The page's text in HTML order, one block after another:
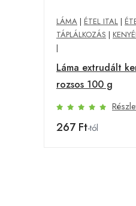
LÁMA | ÉTEL ITAL |
TÁPLÁLKOZÁS |
|
Láma extrudált
rozsos 100 g
267 Ft-tól